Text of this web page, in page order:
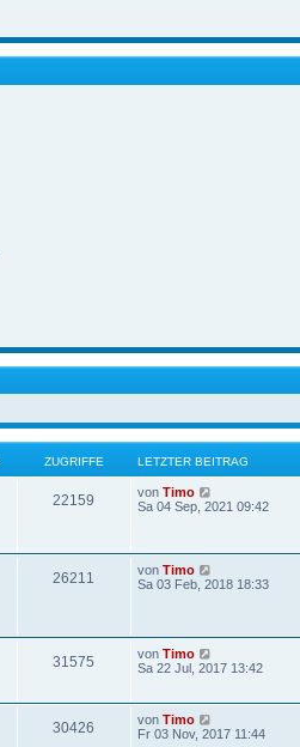
ZUGRIFFE LETZTER BEITRAG
22159 von Timo
e
e
r
i
r
a
Sa 04 Sep, 2021 09:42
26211 von Timo
e
t
r
t
r
Sa 03 Feb, 2018 18:33
31575 von Timo
e
s
e
Sa 22 Jul, 2017 13:42
30426 von Timo
e
Fr 03 Nov, 2017 11:44